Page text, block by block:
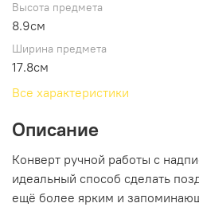
Высота предмета
8.9см
Ширина предмета
17.8см
Все характеристики
Описание
Конверт ручной работы с
идеальный способ сделать
ещё более ярким и